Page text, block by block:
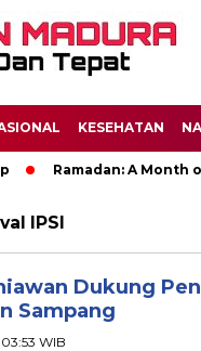
KESEHATAN
Ramadan: A Month
IPSI
Dukung
Sampang
WIB